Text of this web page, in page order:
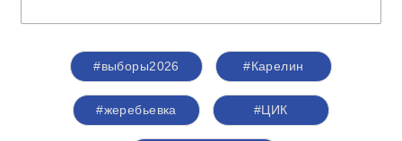
#выборы2026 #Карелин
#жеребьевка #ЦИК